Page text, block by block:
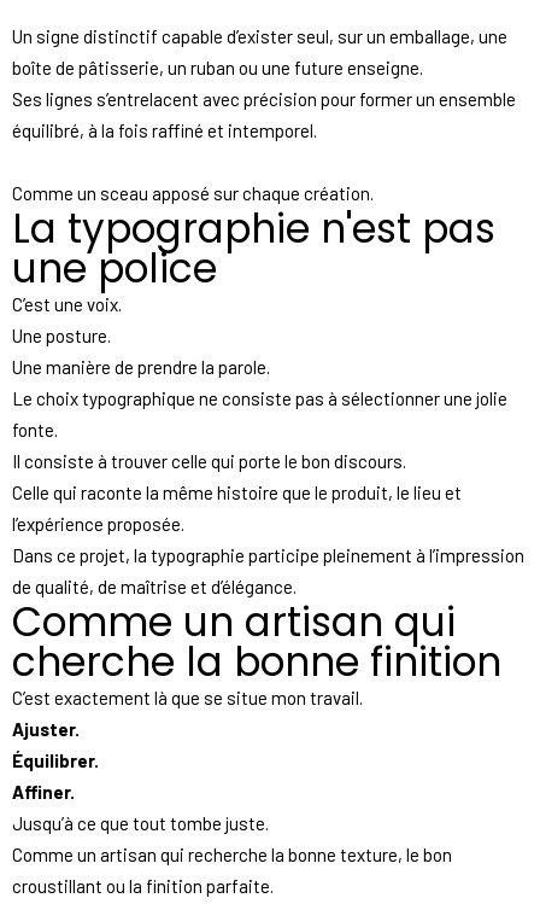
Un signe distinctif capable d’exister seul, sur un emballage, une
boîte de pâtisserie, un ruban ou une future enseigne.
Ses lignes s’entrelacent avec précision pour former un ensemble
équilibré, à la fois raffiné et intemporel.
Comme un sceau apposé sur chaque création.
La typographie n'est pas
une police
C’est une voix.
Une posture.
Une manière de prendre la parole.
Le choix typographique ne consiste pas à sélectionner une jolie
fonte.
Il consiste à trouver celle qui porte le bon discours.
Celle qui raconte la même histoire que le produit, le lieu et
l’expérience proposée.
Dans ce projet, la typographie participe pleinement à l’impression
de qualité, de maîtrise et d’élégance.
Comme un artisan qui
cherche la bonne finition
C’est exactement là que se situe mon travail.
Ajuster.
Équilibrer.
Affiner.
Jusqu’à ce que tout tombe juste.
Comme un artisan qui recherche la bonne texture, le bon
croustillant ou la finition parfaite.